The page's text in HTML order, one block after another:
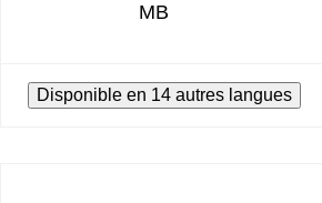
MB
Disponible en 14 autres langues